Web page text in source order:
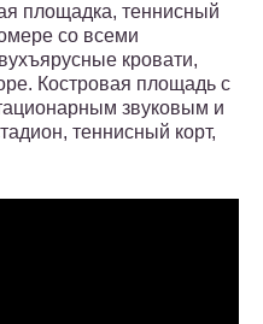
площадка, теннисный
со всеми
кровати,
Костровая площадь с
звуковым и
теннисный корт,